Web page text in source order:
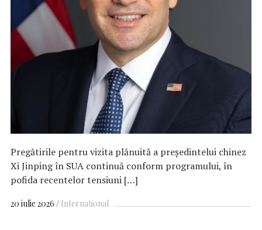
Pregătirile pentru vizita plănuită a preşedintelui chinez
Xi Jinping în SUA continuă conform programului, în
pofida recentelor tensiuni […]
20 iulie 2026 International